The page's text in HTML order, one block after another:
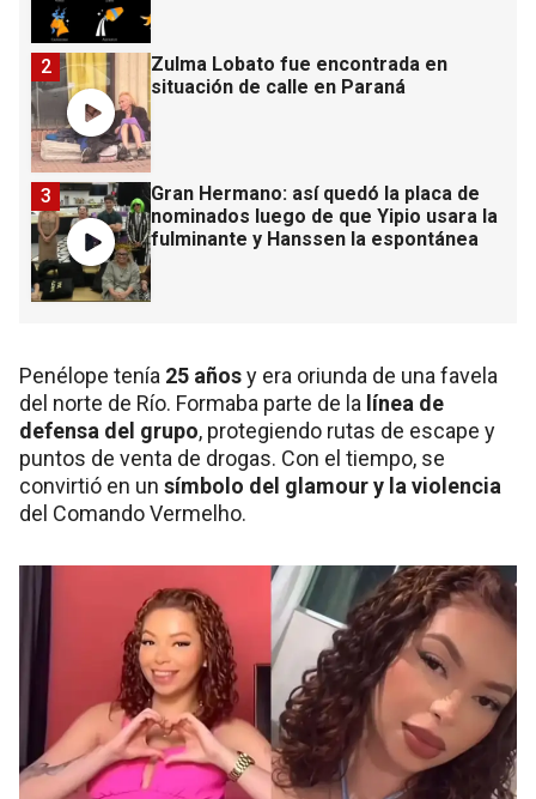
Zulma Lobato fue encontrada en
situación de calle en Paraná
2
Gran Hermano: así quedó la placa de
nominados luego de que Yipio usara la
fulminante y Hanssen la espontánea
3
Penélope tenía 25 añosy era oriunda de una favela
del norte de Río. Formaba parte de la línea de
defensa del grupo, protegiendo rutas de escape y
puntos de venta de drogas. Con el tiempo, se
convirtió en un símbolo del glamour y la violencia
del Comando Vermelho.